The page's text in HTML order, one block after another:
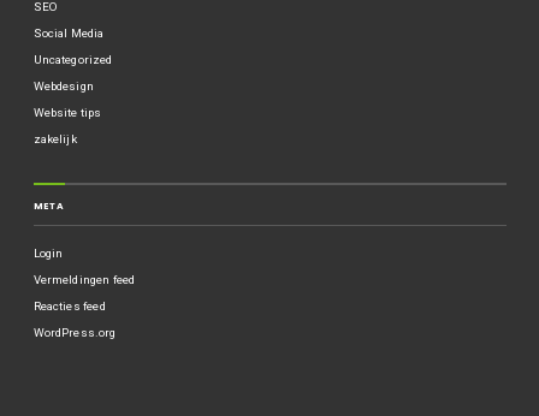
SEO
Social Media
Uncategorized
Webdesign
Website tips
zakelijk
META
Login
Vermeldingen feed
Reacties feed
WordPress.org